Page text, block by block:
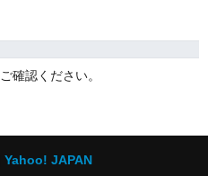
確認ください。
Yahoo! JAPAN